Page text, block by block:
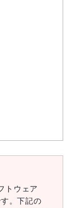
トウェア
。下記の